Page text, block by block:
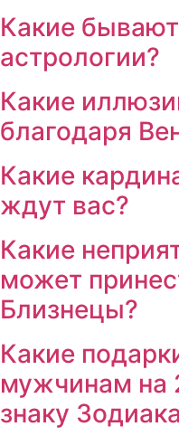
Какие
астрологии?
Какие
благодаря
Какие
ждут вас?
Какие
может
Близнецы?
Какие
мужчинам на
знаку